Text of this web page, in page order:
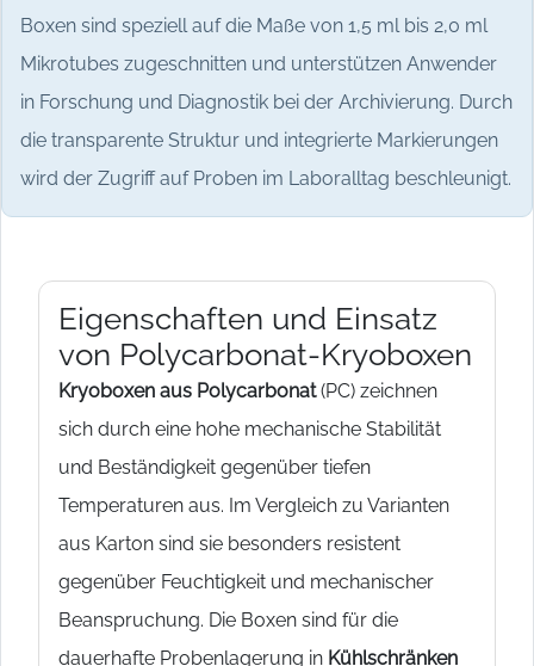
Boxen sind speziell auf die Maße von 1,5 ml bis 2,0 ml
Mikrotubes zugeschnitten und unterstützen Anwender
in Forschung und Diagnostik bei der Archivierung. Durch
die transparente Struktur und integrierte Markierungen
wird der Zugriff auf Proben im Laboralltag beschleunigt.
Eigenschaften und Einsatz
von Polycarbonat-Kryoboxen
Kryoboxen aus Polycarbonat(PC) zeichnen
sich durch eine hohe mechanische Stabilität
und Beständigkeit gegenüber tiefen
Temperaturen aus. Im Vergleich zu Varianten
aus Karton sind sie besonders resistent
gegenüber Feuchtigkeit und mechanischer
Beanspruchung. Die Boxen sind für die
dauerhafte Probenlagerung in Kühlschränken